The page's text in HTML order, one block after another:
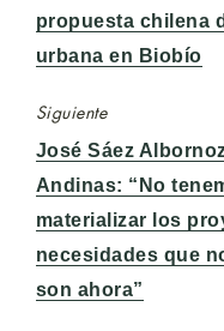
anterior:
propuesta chilena
urbana en Biobío
Siguiente
Entrada
siguiente:
José Sáez
Andinas: “No
materializar los
necesidades que
son ahora”